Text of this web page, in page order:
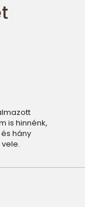
is hinnénk,
hány